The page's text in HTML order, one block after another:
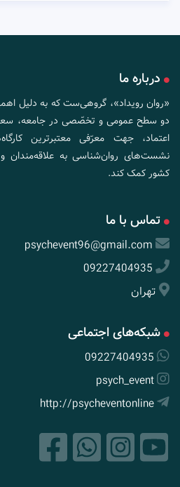
درباره ما
«روان رویداد»، گروهی‌ست که به دلیل
دو سطح عمومی و تخصّصی در جامعه، سعی
اعتماد، جهت معرّفی معتبرترین
نشست‌های روان‌شناسی به
کشور کمک کند.
تماس با ما
psychevent96@gmail.com
09227404935
تهران
شبکه‌های اجتماعی
09227404935
psych_event
http://psycheventonline